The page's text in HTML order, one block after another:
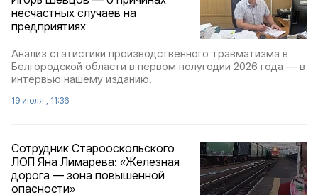
несчастных случаев на
предприятиях
Анализ статистики производственного травматизма в
Белгородской области в первом полугодии 2026 года — в
интервью нашему изданию.
19 июля , 11:36
Сотрудник Старооскольского
ЛОП Яна Лимарева: «Железная
дорога — зона повышенной
опасности»